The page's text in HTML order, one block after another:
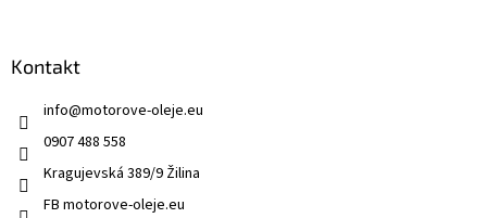
Kontakt
info@motorove-oleje.eu
0907 488 558
Kragujevská 389/9 Žilina
FB motorove-oleje.eu